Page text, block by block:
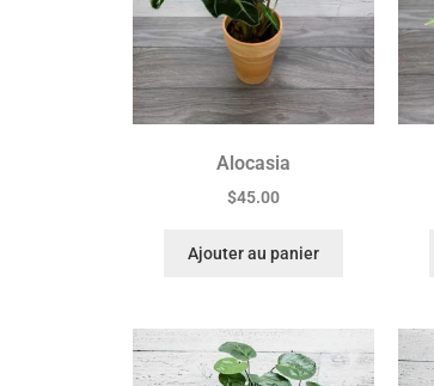
Alocasia
$45.00
Ajouter au panier